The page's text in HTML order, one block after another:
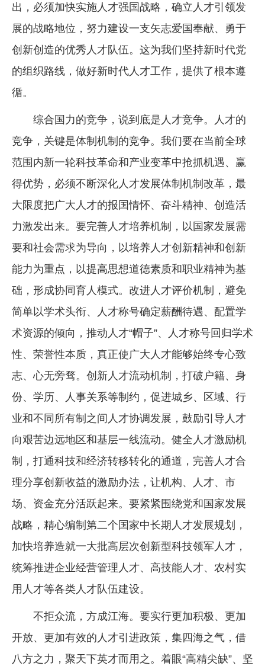
出，必须加快实施人才强国战略，确立人才引领发
展的战略地位，努力建设一支矢志爱国奉献、勇于
创新创造的优秀人才队伍。这为我们坚持新时代党
的组织路线，做好新时代人才工作，提供了根本遵
循。
综合国力的竞争，说到底是人才竞争。人才的
竞争，关键是体制机制的竞争。我们要在当前全球
范围内新一轮科技革命和产业变革中抢抓机遇、赢
得优势，必须不断深化人才发展体制机制改革，最
大限度把广大人才的报国情怀、奋斗精神、创造活
力激发出来。要完善人才培养机制，以国家发展需
要和社会需求为导向，以培养人才创新精神和创新
能力为重点，以提高思想道德素质和职业精神为基
础，形成协同育人模式。改进人才评价机制，避免
简单以学术头衔、人才称号确定薪酬待遇、配置学
术资源的倾向，推动人才“帽子”、人才称号回归学术
性、荣誉性本质，真正使广大人才能够始终专心致
志、心无旁骛。创新人才流动机制，打破户籍、身
份、学历、人事关系等制约，促进城乡、区域、行
业和不同所有制之间人才协调发展，鼓励引导人才
向艰苦边远地区和基层一线流动。健全人才激励机
制，打通科技和经济转移转化的通道，完善人才合
理分享创新收益的激励办法，让机构、人才、市
场、资金充分活跃起来。要紧紧围绕党和国家发展
战略，精心编制第二个国家中长期人才发展规划，
加快培养造就一大批高层次创新型科技领军人才，
统筹推进企业经营管理人才、高技能人才、农村实
用人才等各类人才队伍建设。
不拒众流，方成江海。要实行更加积极、更加
开放、更加有效的人才引进政策，集四海之气，借
八方之力，聚天下英才而用之。着眼“高精尖缺”、坚